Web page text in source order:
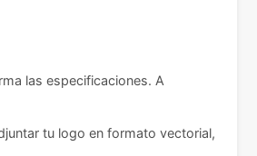
las especificaciones. A
tu logo en formato vectorial,